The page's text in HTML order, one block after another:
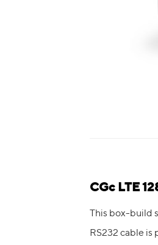
CGc LTE
This box-build
RS232 cable is